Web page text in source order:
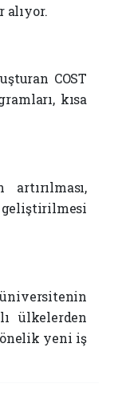
alıyor.
COST
kısa
geliştirilmesi
ülkelerden
yeni iş